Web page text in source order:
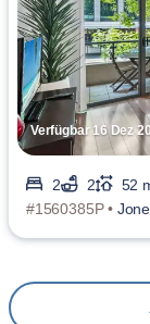
Verfügbar 16 Dez
2 2
52
#1560385P •